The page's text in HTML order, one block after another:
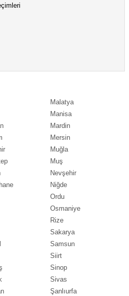
Malatya
Manisa
Mardin
Mersin
Muğla
Muş
Nevşehir
Niğde
Ordu
Osmaniye
Rize
Sakarya
Samsun
Siirt
Sinop
Sivas
Şanlıurfa